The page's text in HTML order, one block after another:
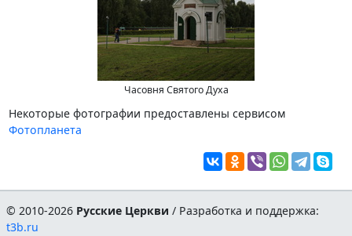
Часовня Святого Духа
Некоторые фотографии предоставлены сервисом
Фотопланета
© 2010-2026 Русские Церкви / Разработка и поддержка:
t3b.ru